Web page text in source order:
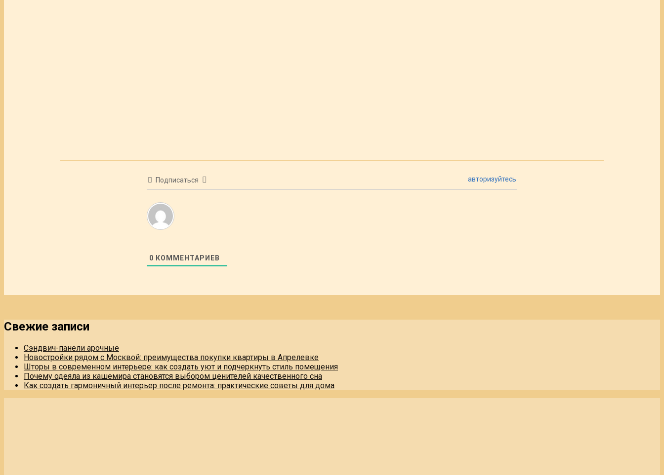
Подписаться авторизуйтесь
0 КОММЕНТАРИЕВ
Свежие записи
Сэндвич-панели арочные
Новостройки рядом с Москвой: преимущества покупки квартиры в Апрелевке
Шторы в современном интерьере: как создать уют и подчеркнуть стиль помещения
Почему одеяла из кашемира становятся выбором ценителей качественного сна
Как создать гармоничный интерьер после ремонта: практические советы для дома